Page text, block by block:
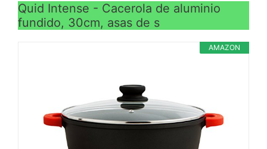
Quid Intense - Cacerola de aluminio
fundido, 30cm, asas de s
AMAZON